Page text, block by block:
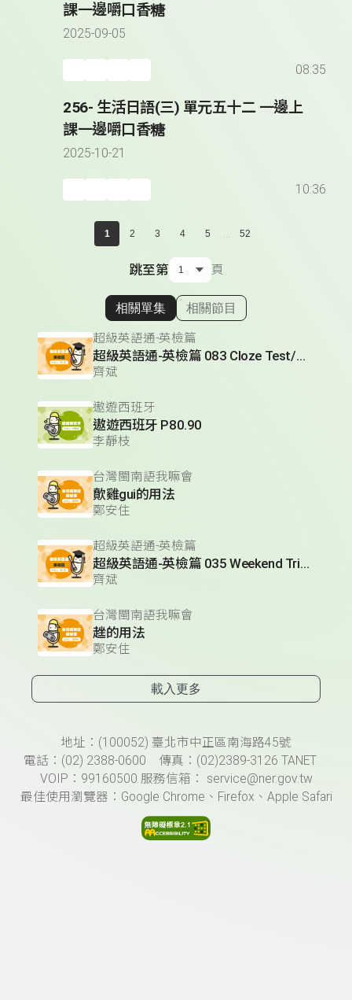
課一邊嚼口香糖
2025-09-05
08:35
256- 生活日語(三) 單元五十二 一邊上
課一邊嚼口香糖
2025-10-21
10:36
1 2 3 4 5 ... 52
跳至第 頁
顯示相關單集
相關單集 相關節目
超級英語通-英檢篇
超級英語通-英檢篇 083 Cloze Test/段落填空-13
齊斌
遨遊西班牙
遨遊西班牙 P80.90
李靜枝
台灣閩南語我嘛會
歕雞gui的用法
鄭安住
超級英語通-英檢篇
超級英語通-英檢篇 035 Weekend Trip- 週末旅遊
齊斌
台灣閩南語我嘛會
趖的用法
鄭安住
載入更多
頁尾資訊地址：(100052) 臺北市中正區南海路45號
電話：(02) 2388-0600 傳真：(02)2389-3126 TANET
VOIP：99160500 服務信箱： service@ner.gov.tw
最佳使用瀏覽器：Google Chrome、Firefox、Apple Safari